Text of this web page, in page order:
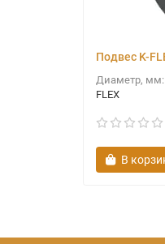
Подвес K-
Диаметр, мм:
FLEX
В